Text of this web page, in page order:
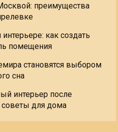
преимущества
как создать
помещения
становятся выбором
сна
интерьер после
советы для дома